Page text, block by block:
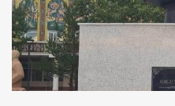
В столице
национального
03:30